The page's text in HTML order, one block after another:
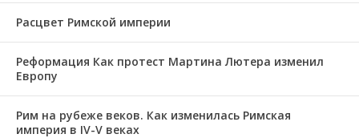
Расцвет Римской империи
Реформация Как протест Мартина Лютера изменил
Европу
Рим на рубеже веков. Как изменилась Римская
империя в IV-V веках